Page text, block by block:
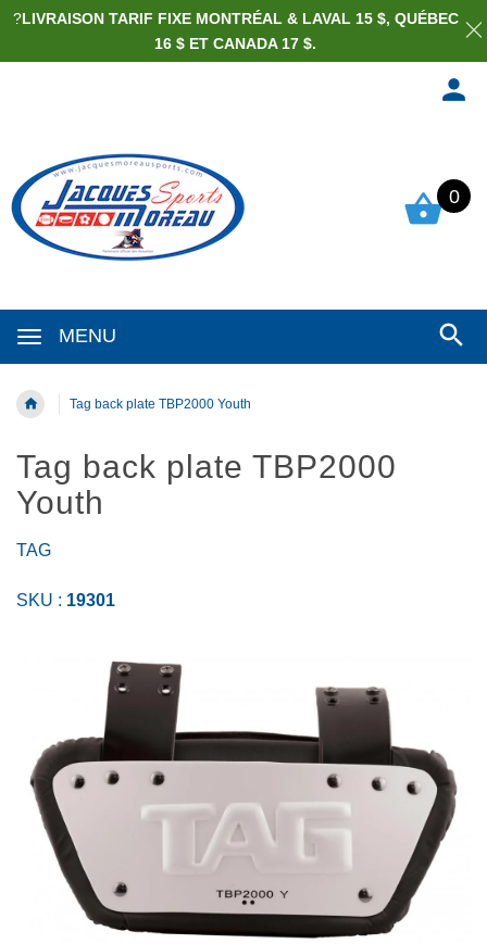
MENU
0
Tag back plate TBP2000 Youth
Tag back plate TBP2000
Youth
TAG
SKU : 19301
?LIVRAISON TARIF FIXE MONTRÉAL & LAVAL 15 $, QUÉBEC
16 $ ET CANADA 17 $.